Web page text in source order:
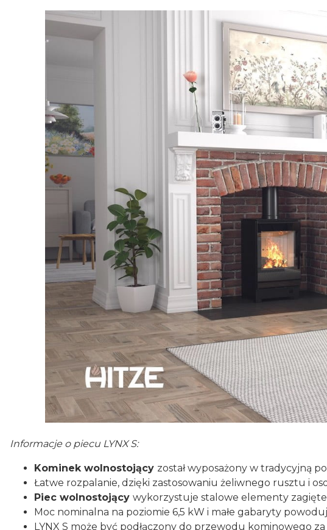
Informacje o piecu LYNX S:
Kominek wolnostojący został wyposażony w tradycyjną
Łatwe rozpalanie, dzięki zastosowaniu żeliwnego rusztu i
Piec wolnostojący wykorzystuje stalowe elementy
Moc nominalna na poziomie 6,5 kW i małe gabaryty
LYNX S może być podłączony do przewodu kominowego